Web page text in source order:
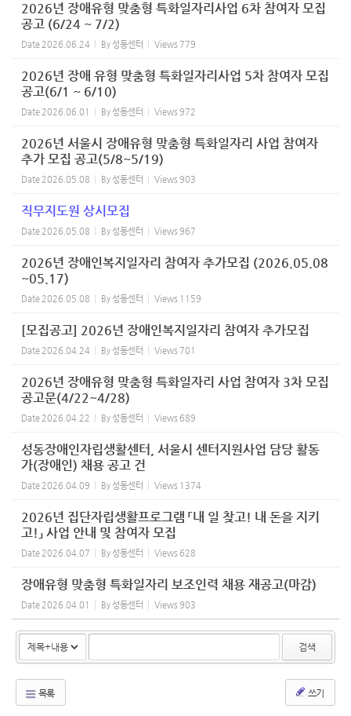
2026년 장애유형 맞춤형 특화일자리사업 6차 참여자 모집
공고 (6/24 ~ 7/2)
Date 2026.06.24 By성동센터 Views 779
2026년 장애 유형 맞춤형 특화일자리사업 5차 참여자 모집
공고(6/1 ~ 6/10)
Date 2026.06.01 By성동센터 Views 972
2026년 서울시 장애유형 맞춤형 특화일자리 사업 참여자
추가 모집 공고(5/8~5/19)
Date 2026.05.08 By성동센터 Views 903
직무지도원 상시모집
Date 2026.05.08 By성동센터 Views 967
2026년 장애인복지일자리 참여자 추가모집 (2026.05.08
~05.17)
Date 2026.05.08 By성동센터 Views 1159
[모집공고] 2026년 장애인복지일자리 참여자 추가모집
Date 2026.04.24 By성동센터 Views 701
2026년 장애유형 맞춤형 특화일자리 사업 참여자 3차 모집
공고문(4/22~4/28)
Date 2026.04.22 By성동센터 Views 689
성동장애인자립생활센터, 서울시 센터지원사업 담당 활동
가(장애인) 채용 공고 건
Date 2026.04.09 By성동센터 Views 1374
2026년 집단자립생활프로그램 「내 일 찾고! 내 돈을 지키
고!」 사업 안내 및 참여자 모집
Date 2026.04.07 By성동센터 Views 628
장애유형 맞춤형 특화일자리 보조인력 채용 재공고(마감)
Date 2026.04.01 By성동센터 Views 903
검색
목록 쓰기